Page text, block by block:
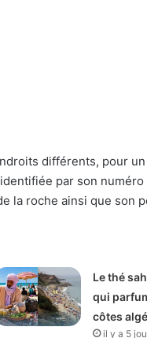
différents, pour
par son
la roche ainsi que son
Le thé
qui
côtes
il y a 5